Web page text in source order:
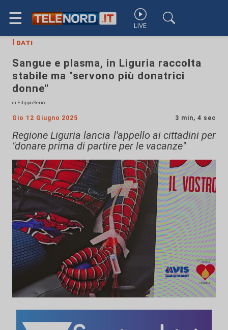
☰ LIVE
I dati
Sangue e plasma, in Liguria raccolta
stabile ma "servono più donatrici
donne"
di Filippo Serio
Gio 12 Giugno 2025 3 min, 4 sec
Regione Liguria lancia l'appello ai cittadini per
"donare prima di partire per le vacanze"